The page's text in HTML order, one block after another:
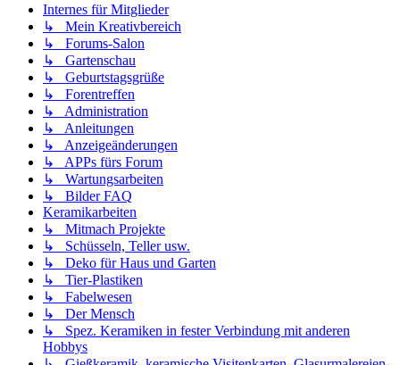
Internes für Mitglieder
↳ Mein Kreativbereich
↳ Forums-Salon
↳ Gartenschau
↳ Geburtstagsgrüße
↳ Forentreffen
↳ Administration
↳ Anleitungen
↳ Anzeigeänderungen
↳ APPs fürs Forum
↳ Wartungsarbeiten
↳ Bilder FAQ
Keramikarbeiten
↳ Mitmach Projekte
↳ Schüsseln, Teller usw.
↳ Deko für Haus und Garten
↳ Tier-Plastiken
↳ Fabelwesen
↳ Der Mensch
↳ Spez. Keramiken in fester Verbindung mit anderen
Hobbys